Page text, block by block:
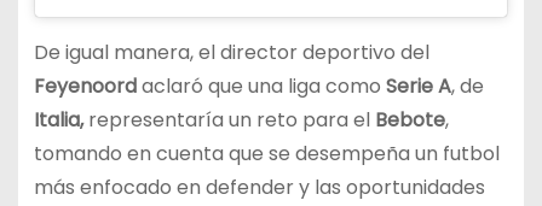
De igual manera, el director deportivo del
Feyenoordaclaró que una liga como Serie A, de
Italia,representaría un reto para el Bebote,
tomando en cuenta que se desempeña un futbol
más enfocado en defender y las oportunidades